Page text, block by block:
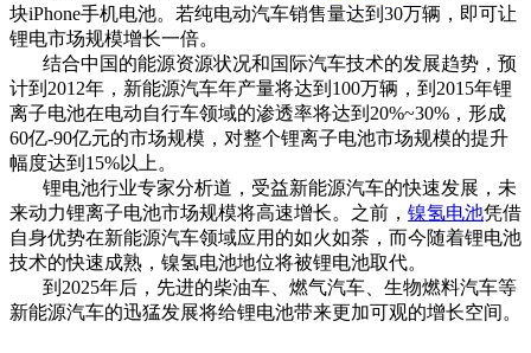
块iPhone手机电池。若纯电动汽车销售量达到30万辆，即可让
锂电市场规模增长一倍。
结合中国的能源资源状况和国际汽车技术的发展趋势，预
计到2012年，新能源汽车年产量将达到100万辆，到2015年锂
离子电池在电动自行车领域的渗透率将达到20%~30%，形成
60亿-90亿元的市场规模，对整个锂离子电池市场规模的提升
幅度达到15%以上。
锂电池行业专家分析道，受益新能源汽车的快速发展，未
来动力锂离子电池市场规模将高速增长。之前， 镍氢电池凭借
自身优势在新能源汽车领域应用的如火如荼，而今随着锂电池
技术的快速成熟，镍氢电池地位将被锂电池取代。
到2025年后，先进的柴油车、燃气汽车、生物燃料汽车等
新能源汽车的迅猛发展将给锂电池带来更加可观的增长空间。